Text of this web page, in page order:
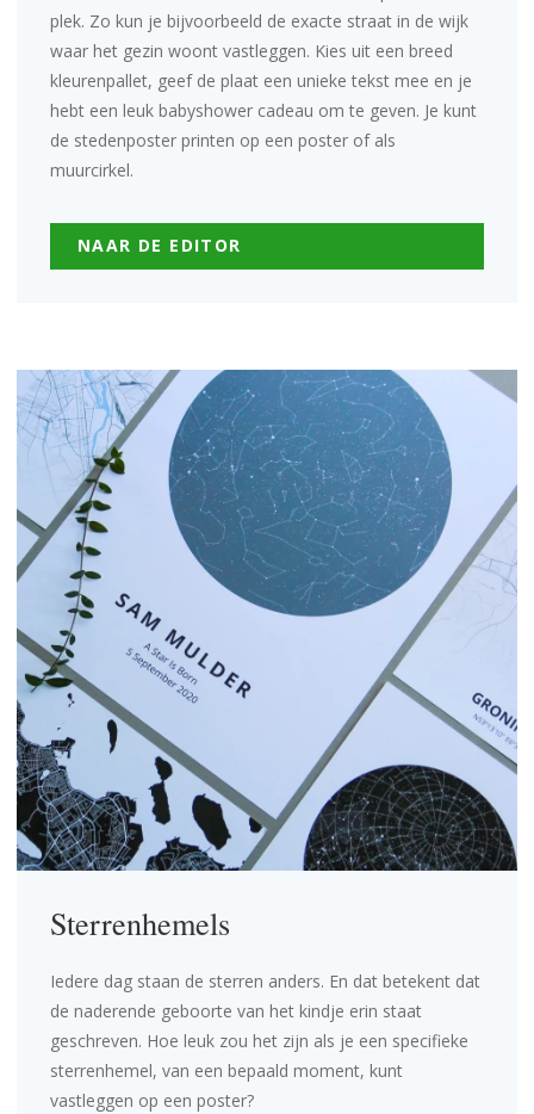
plek. Zo kun je bijvoorbeeld de exacte straat in de wijk
waar het gezin woont vastleggen. Kies uit een breed
kleurenpallet, geef de plaat een unieke tekst mee en je
hebt een leuk babyshower cadeau om te geven. Je kunt
de stedenposter printen op een poster of als
muurcirkel.
NAAR DE EDITOR
Sterrenhemels
Iedere dag staan de sterren anders. En dat betekent dat
de naderende geboorte van het kindje erin staat
geschreven. Hoe leuk zou het zijn als je een specifieke
sterrenhemel, van een bepaald moment, kunt
vastleggen op een poster?